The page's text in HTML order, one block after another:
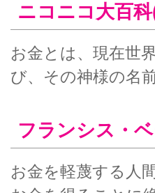
ニコニコ大百
お金とは、現在世
び、その神様の名
フランシス・
お金を軽蔑する人